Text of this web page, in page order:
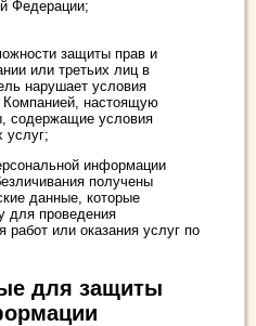
Федерации;
защиты прав и
или третьих лиц в
нарушает условия
Компанией, настоящую
содержащие условия
услуг;
информации
получены
данные, которые
для проведения
или оказания услуг по
для защиты